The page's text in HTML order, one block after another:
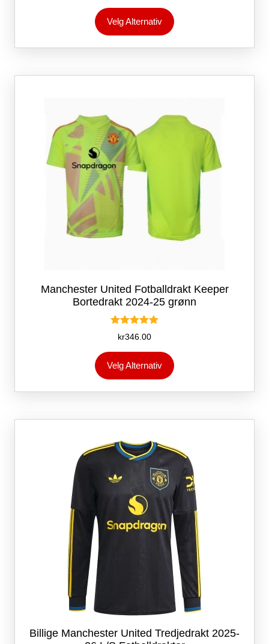
Velg Alternativ
produktet
flere
Alternativene
på
produktsiden
Manchester United Fotballdrakt Keeper
Bortedrakt 2024-25 grønn
Vurdert
5.00
av 5
kr346.00
Velg Alternativ
produktet
flere
Alternativene
velges
på
produktsiden
Billige Manchester United Tredjedrakt 2025-